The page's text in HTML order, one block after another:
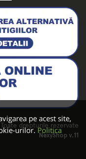
pe acest site,
urilor.Politica
drepturile rezervate
NexyShop v.11